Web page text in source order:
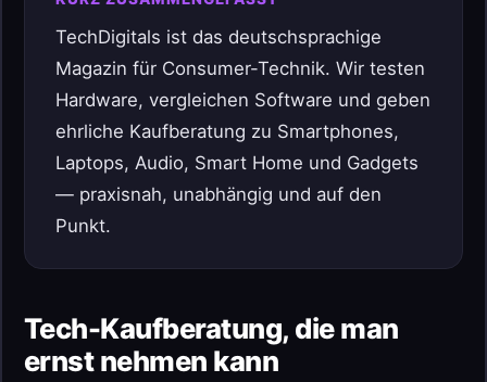
TechDigitals ist das deutschsprachige
Magazin für Consumer-Technik. Wir testen
Hardware, vergleichen Software und geben
ehrliche Kaufberatung zu Smartphones,
Laptops, Audio, Smart Home und Gadgets
— praxisnah, unabhängig und auf den
Punkt.
Tech-Kaufberatung, die man
ernst nehmen kann